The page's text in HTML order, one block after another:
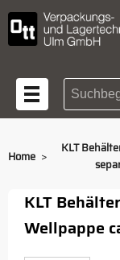
Home >
KLT
KLT
Wellpappe